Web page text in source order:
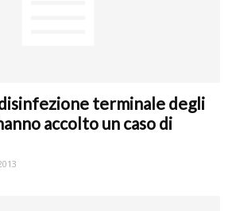
terminale degli
accolto un caso di